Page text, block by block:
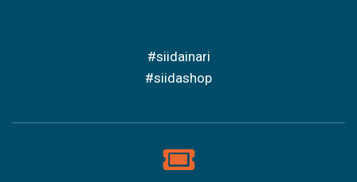
#siidainari
#siidashop